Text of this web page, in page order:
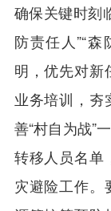
确保关键时刻
防责任人”“
明，优先对新
业务培训，夯
善“村自为战”
转移人员名单
灾避险工作。